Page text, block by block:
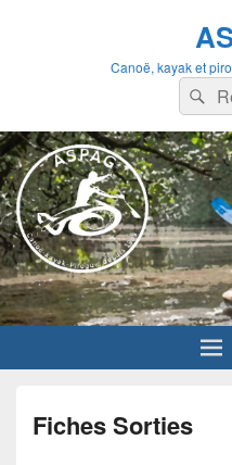
Canoë, kayak et
Fiches Sorties